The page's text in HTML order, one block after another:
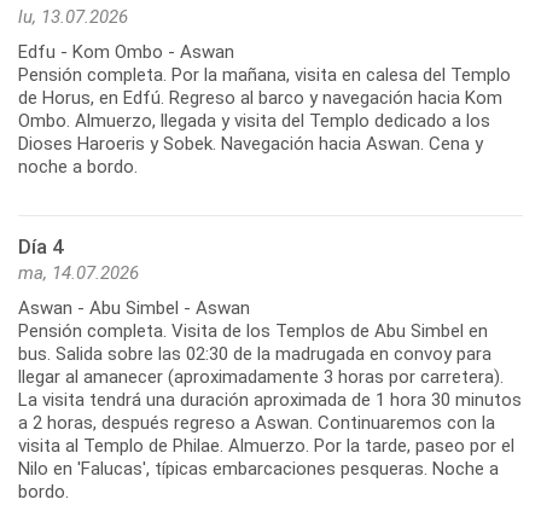
lu, 13.07.2026
Edfu - Kom Ombo - Aswan
Pensión completa. Por la mañana, visita en calesa del Templo
de Horus, en Edfú. Regreso al barco y navegación hacia Kom
Ombo. Almuerzo, llegada y visita del Templo dedicado a los
Dioses Haroeris y Sobek. Navegación hacia Aswan. Cena y
noche a bordo.
Día 4
ma, 14.07.2026
Aswan - Abu Simbel - Aswan
Pensión completa. Visita de los Templos de Abu Simbel en
bus. Salida sobre las 02:30 de la madrugada en convoy para
llegar al amanecer (aproximadamente 3 horas por carretera).
La visita tendrá una duración aproximada de 1 hora 30 minutos
a 2 horas, después regreso a Aswan. Continuaremos con la
visita al Templo de Philae. Almuerzo. Por la tarde, paseo por el
Nilo en 'Falucas', típicas embarcaciones pesqueras. Noche a
bordo.